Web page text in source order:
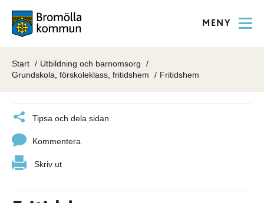
MENY
Start
Utbildning och barnomsorg
Grundskola, förskoleklass, fritidshem
Fritidshem
Tipsa och dela sidan
Kommentera
Skriv ut